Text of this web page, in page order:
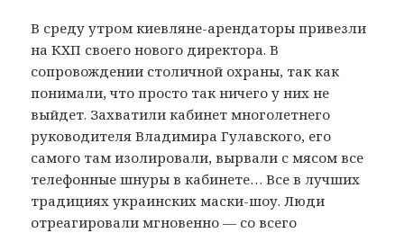
В среду утром киевляне-арендаторы привезли
на КХП своего нового директора. В
сопровождении столичной охраны, так как
понимали, что просто так ничего у них не
выйдет. Захватили кабинет многолетнего
руководителя Владимира Гулавского, его
самого там изолировали, вырвали с мясом все
телефонные шнуры в кабинете… Все в лучших
традициях украинских маски-шоу. Люди
отреагировали мгновенно — со всего